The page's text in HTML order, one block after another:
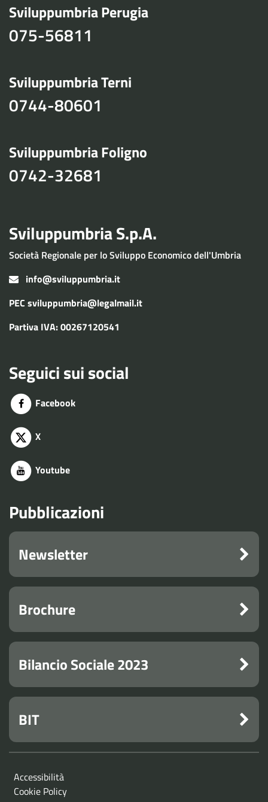
Sviluppumbria Perugia
075-56811
Sviluppumbria Terni
0744-80601
Sviluppumbria Foligno
0742-32681
Sviluppumbria S.p.A.
Società Regionale per lo Sviluppo Economico dell'Umbria
info@sviluppumbria.it
PEC sviluppumbria@legalmail.it
Partiva IVA: 00267120541
Seguici sui social
Facebook
X
Youtube
Pubblicazioni
Newsletter
Brochure
Bilancio Sociale 2023
BIT
Accessibilità
Cookie Policy